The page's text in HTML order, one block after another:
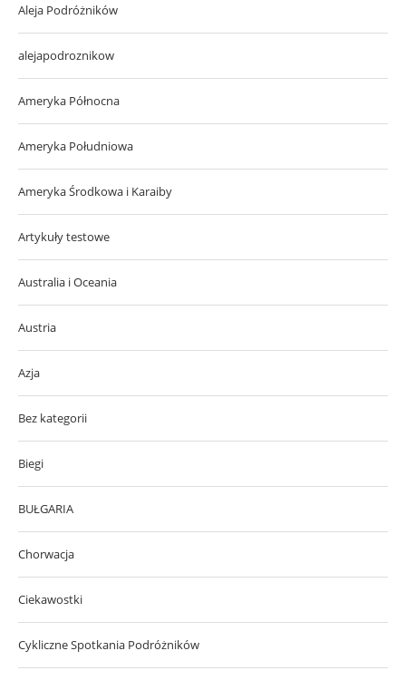
Aleja Podróżników
alejapodroznikow
Ameryka Północna
Ameryka Południowa
Ameryka Środkowa i Karaiby
Artykuły testowe
Australia i Oceania
Austria
Azja
Bez kategorii
Biegi
BUŁGARIA
Chorwacja
Ciekawostki
Cykliczne Spotkania Podróżników